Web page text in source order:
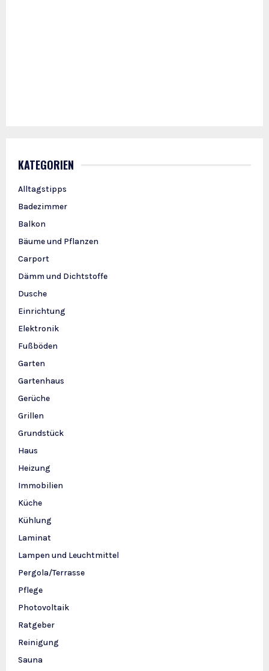
KATEGORIEN
Alltagstipps
Badezimmer
Balkon
Bäume und Pflanzen
Carport
Dämm und Dichtstoffe
Dusche
Einrichtung
Elektronik
Fußböden
Garten
Gartenhaus
Gerüche
Grillen
Grundstück
Haus
Heizung
Immobilien
Küche
Kühlung
Laminat
Lampen und Leuchtmittel
Pergola/Terrasse
Pflege
Photovoltaik
Ratgeber
Reinigung
Sauna